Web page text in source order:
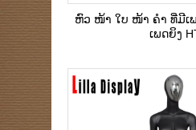
ຫົວ ໜ້າ ໃບ ໜ້າ ຄຳ ທີ່ມີເ
ເພດຍິງ